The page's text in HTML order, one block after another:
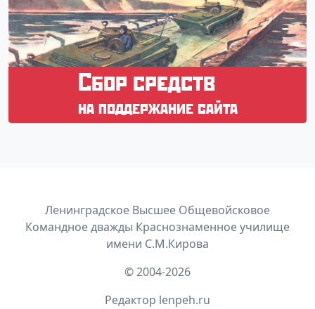
Cбор средств
на поддержание сайта
Ленинградское Высшее Общевойсковое
Командное дважды Краснознаменное училище
имени С.М.Кирова
© 2004-2026
Редактор lenpeh.ru